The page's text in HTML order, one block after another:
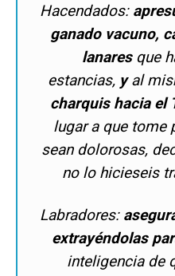
Hacendados:
ganado vacuno,
lanares que
estancias, yal
charquis hacia el
lugar a que tome
sean dolorosas,
no lo hicieseis
Labradores:
extrayéndolas
inteligencia de